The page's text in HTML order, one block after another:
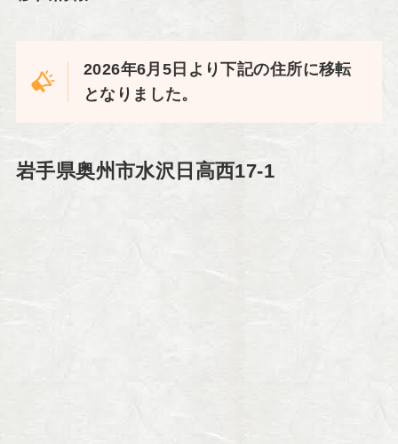
2026年6月5日より下記の住所に移転
となりました。
岩手県奥州市水沢日高西17-1